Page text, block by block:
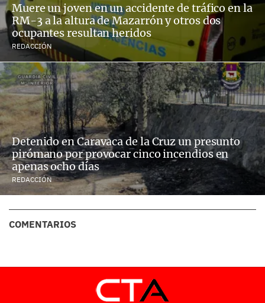
Muere un joven en un accidente de tráfico en la
RM-3 a la altura de Mazarrón y otros dos
ocupantes resultan heridos
REDACCIÓN
Detenido en Caravaca de la Cruz un presunto
pirómano por provocar cinco incendios en
apenas ocho días
REDACCIÓN
COMENTARIOS